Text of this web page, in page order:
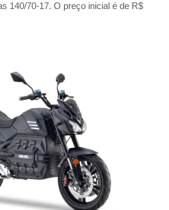
140/70-17. O preço inicial é de R$